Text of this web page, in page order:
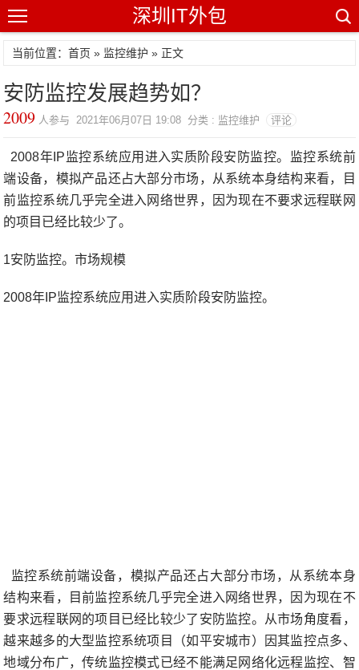
深圳IT外包
当前位置：首页 » 监控维护 » 正文
安防监控发展趋势如？
2009 人参与 2021年06月07日 19:08 分类 : 监控维护 评论
2008年IP监控系统应用进入实质阶段安防监控。监控系统前
端设备，模拟产品还占大部分市场，从系统本身结构来看，目
前监控系统几乎完全进入网络世界，因为现在不要求远程联网
的项目已经比较少了。
1安防监控。市场规模
2008年IP监控系统应用进入实质阶段安防监控。
监控系统前端设备，模拟产品还占大部分市场，从系统本身
结构来看，目前监控系统几乎完全进入网络世界，因为现在不
要求远程联网的项目已经比较少了安防监控。从市场角度看，
越来越多的大型监控系统项目（如平安城市）因其监控点多、
地域分布广，传统监控模式已经不能满足网络化远程监控、智